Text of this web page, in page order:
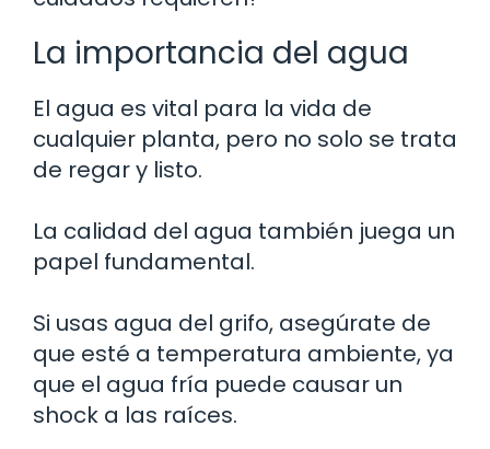
La importancia del agua
El agua es vital para la vida de
cualquier planta, pero no solo se trata
de regar y listo.
La calidad del agua también juega un
papel fundamental.
Si usas agua del grifo, asegúrate de
que esté a temperatura ambiente, ya
que el agua fría puede causar un
shock a las raíces.